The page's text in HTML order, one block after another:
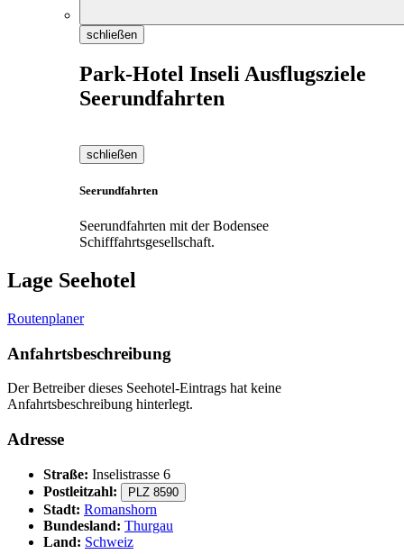
schließen
Park-Hotel Inseli Ausflugsziele
Seerundfahrten
schließen
Seerundfahrten
Seerundfahrten mit der Bodensee
Schifffahrtsgesellschaft.
Lage Seehotel
Routenplaner
Anfahrtsbeschreibung
Der Betreiber dieses Seehotel-Eintrags hat keine
Anfahrtsbeschreibung hinterlegt.
Adresse
Straße: Inselistrasse 6
Postleitzahl:
PLZ 8590
Stadt: Romanshorn
Bundesland: Thurgau
Land: Schweiz